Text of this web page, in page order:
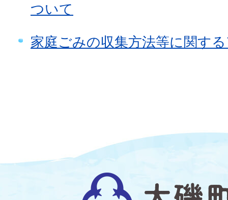
ついて
家庭ごみの収集方法等に関す
大